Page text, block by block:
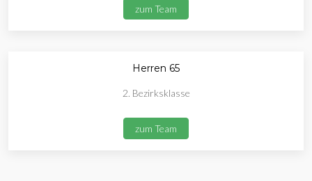
zum Team
Herren 65
2. Bezirksklasse
zum Team